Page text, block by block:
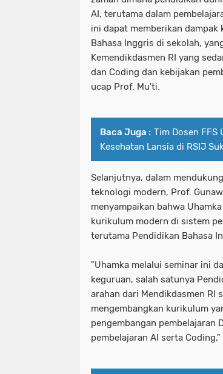
AI, terutama dalam
ini dapat memberikan dampak
Bahasa Inggris di sekolah,
Kemendikdasmen RI yang
dan Coding dan kebijakan
ucap Prof. Mu'ti.
Baca Juga : Tim Dosen FFS
Kesehatan Lansia di RSIJ
Selanjutnya, dalam
teknologi modern, Prof.
menyampaikan bahwa
kurikulum modern di sistem
terutama Pendidikan Bahasa
"Uhamka melalui seminar ini
keguruan, salah satunya
arahan dari Mendikdasmen RI
mengembangkan kurikulum
pengembangan pembelajaran
pembelajaran AI serta